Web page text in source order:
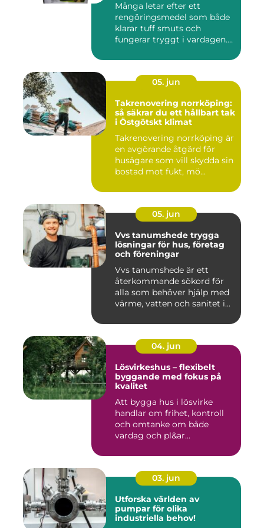
Många letar efter ett
rengöringsmedel som både
klarar tuff smuts och
fungerar tryggt i vardagen.
05. jun
Takrenovering norrköping:
så säkrar du ett hållbart tak
i Östgötskt klimat
Takrenovering norrköping är
en avgörande åtgärd för
husägare som vill skydda sin
bostad mot fukt, mö...
05. jun
Vvs tanumshede trygga
lösningar för hus, företag
och föreningar
Vvs tanumshede är ett
återkommande sökord för
alla som behöver hjälp med
värme, vatten och sanitet i...
04. jun
Lösvirkeshus – flexibelt
byggande med fokus på
kvalitet
Att bygga hus i lösvirke
handlar om frihet, kontroll
och omtanke om både
vardag och pl&ar...
03. jun
Utforska världen av
pumpar för olika
industriella behov!